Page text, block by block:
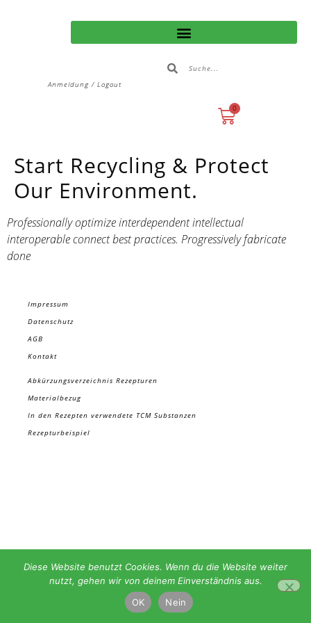
Anmeldung / Logout
0
Start Recycling & Protect
Our Environment.
Professionally optimize interdependent intellectual
interoperable connect best practices. Progressively fabricate
done
Impressum
Datenschutz
AGB
Kontakt
Abkürzungsverzeichnis Rezepturen
Materialbezug
In den Rezepten verwendete TCM Substanzen
Rezepturbeispiel
Diese Website benutzt Cookies. Wenn du die Website weiter
nutzt, gehen wir von deinem Einverständnis aus.
OK
Nein